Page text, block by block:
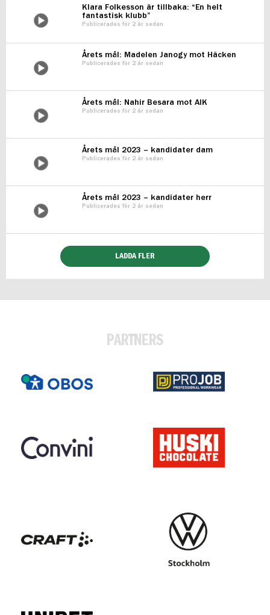
Klara Folkesson är tillbaka: “En helt
fantastisk klubb”
Publicerades för 2 år sedan
Årets mål: Madelen Janogy mot Häcken
Publicerades för 2 år sedan
Årets mål: Nahir Besara mot AIK
Publicerades för 2 år sedan
Årets mål 2023 – kandidater dam
Publicerades för 2 år sedan
Årets mål 2023 – kandidater herr
Publicerades för 2 år sedan
LADDA FLER
PARTNERS